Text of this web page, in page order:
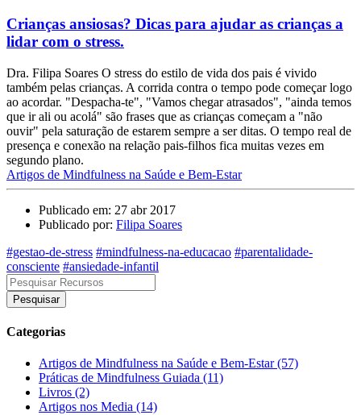
Crianças ansiosas? Dicas para ajudar as crianças a
lidar com o stress.
Dra. Filipa Soares O stress do estilo de vida dos pais é vivido
também pelas crianças. A corrida contra o tempo pode começar logo
ao acordar. "Despacha-te", "Vamos chegar atrasados", "ainda temos
que ir ali ou acolá" são frases que as crianças começam a "não
ouvir" pela saturação de estarem sempre a ser ditas. O tempo real de
presença e conexão na relação pais-filhos fica muitas vezes em
segundo plano.
Artigos de Mindfulness na Saúde e Bem-Estar
Publicado em: 27 abr 2017
Publicado por: Filipa Soares
#gestao-de-stress #mindfulness-na-educacao #parentalidade-
consciente #ansiedade-infantil
Pesquisar
Categorias
Artigos de Mindfulness na Saúde e Bem-Estar (57)
Práticas de Mindfulness Guiada (11)
Livros (2)
Artigos nos Media (14)